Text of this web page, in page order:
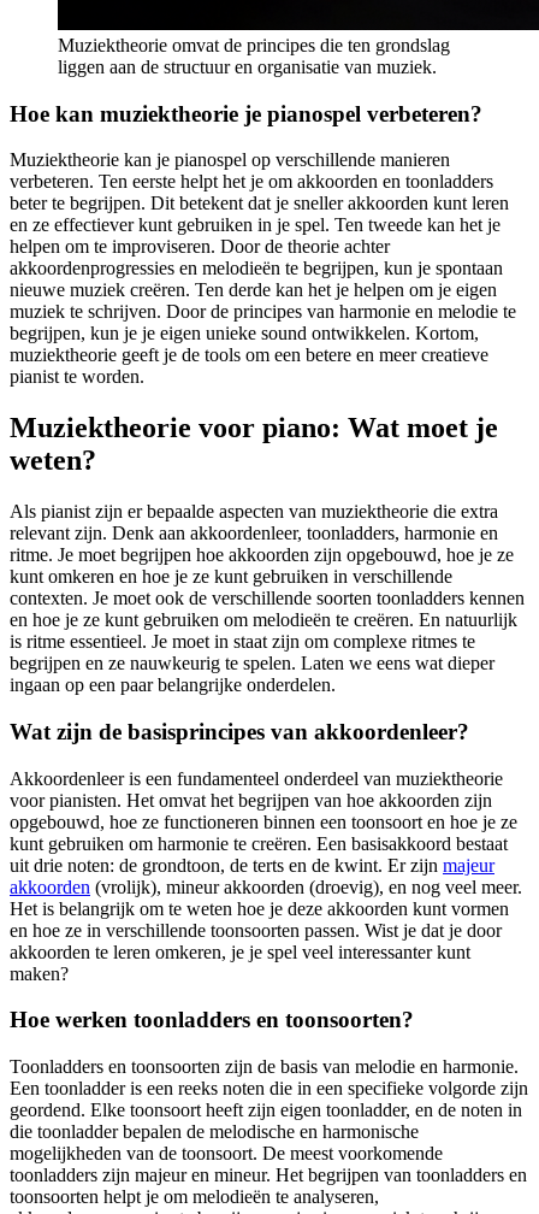
Muziektheorie omvat de principes die ten grondslag
liggen aan de structuur en organisatie van muziek.
Hoe kan muziektheorie je pianospel verbeteren?
Muziektheorie kan je pianospel op verschillende manieren
verbeteren. Ten eerste helpt het je om akkoorden en toonladders
beter te begrijpen. Dit betekent dat je sneller akkoorden kunt leren
en ze effectiever kunt gebruiken in je spel. Ten tweede kan het je
helpen om te improviseren. Door de theorie achter
akkoordenprogressies en melodieën te begrijpen, kun je spontaan
nieuwe muziek creëren. Ten derde kan het je helpen om je eigen
muziek te schrijven. Door de principes van harmonie en melodie te
begrijpen, kun je je eigen unieke sound ontwikkelen. Kortom,
muziektheorie geeft je de tools om een betere en meer creatieve
pianist te worden.
Muziektheorie voor piano: Wat moet je
weten?
Als pianist zijn er bepaalde aspecten van muziektheorie die extra
relevant zijn. Denk aan akkoordenleer, toonladders, harmonie en
ritme. Je moet begrijpen hoe akkoorden zijn opgebouwd, hoe je ze
kunt omkeren en hoe je ze kunt gebruiken in verschillende
contexten. Je moet ook de verschillende soorten toonladders kennen
en hoe je ze kunt gebruiken om melodieën te creëren. En natuurlijk
is ritme essentieel. Je moet in staat zijn om complexe ritmes te
begrijpen en ze nauwkeurig te spelen. Laten we eens wat dieper
ingaan op een paar belangrijke onderdelen.
Wat zijn de basisprincipes van akkoordenleer?
Akkoordenleer is een fundamenteel onderdeel van muziektheorie
voor pianisten. Het omvat het begrijpen van hoe akkoorden zijn
opgebouwd, hoe ze functioneren binnen een toonsoort en hoe je ze
kunt gebruiken om harmonie te creëren. Een basisakkoord bestaat
uit drie noten: de grondtoon, de terts en de kwint. Er zijn majeur
akkoorden (vrolijk), mineur akkoorden (droevig), en nog veel meer.
Het is belangrijk om te weten hoe je deze akkoorden kunt vormen
en hoe ze in verschillende toonsoorten passen. Wist je dat je door
akkoorden te leren omkeren, je je spel veel interessanter kunt
maken?
Hoe werken toonladders en toonsoorten?
Toonladders en toonsoorten zijn de basis van melodie en harmonie.
Een toonladder is een reeks noten die in een specifieke volgorde zijn
geordend. Elke toonsoort heeft zijn eigen toonladder, en de noten in
die toonladder bepalen de melodische en harmonische
mogelijkheden van de toonsoort. De meest voorkomende
toonladders zijn majeur en mineur. Het begrijpen van toonladders en
toonsoorten helpt je om melodieën te analyseren,